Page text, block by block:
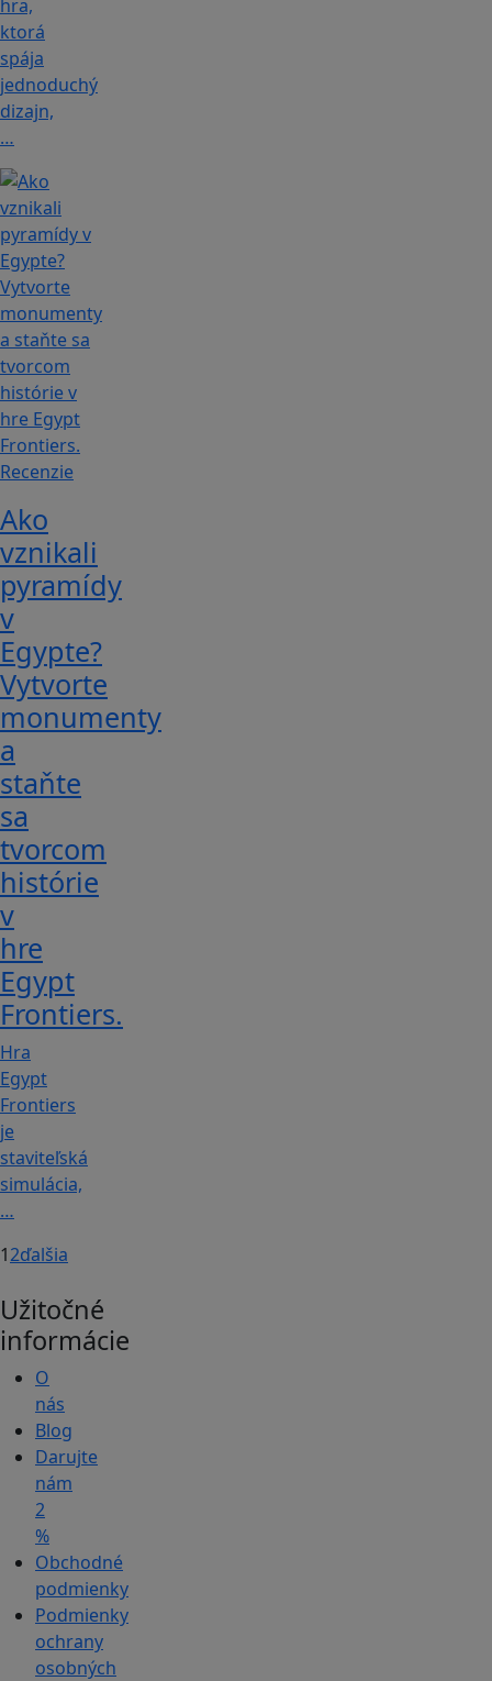
hra,
ktorá
spája
jednoduchý
dizajn,
…
Recenzie
Ako
vznikali
pyramídy
v
Egypte?
Vytvorte
monumenty
a
staňte
sa
tvorcom
histórie
v
hre
Egypt
Frontiers.
Hra
Egypt
Frontiers
je
staviteľská
simulácia,
…
12ďalšia
Užitočné
informácie
O
nás
Blog
Darujte
nám
2
%
Obchodné
podmienky
Podmienky
ochrany
osobných